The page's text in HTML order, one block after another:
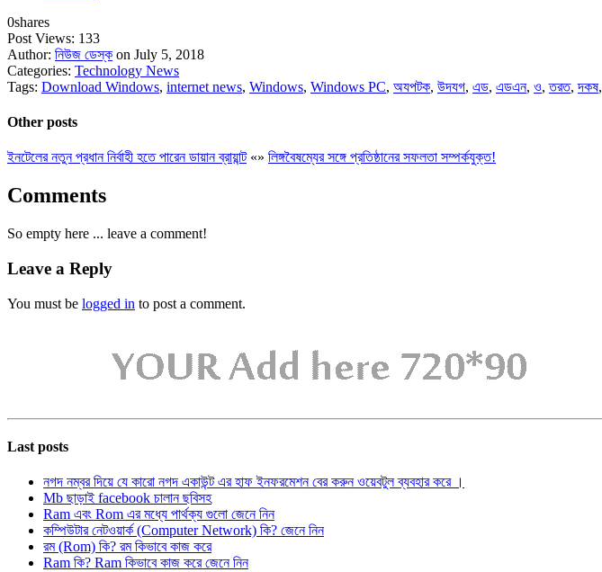
0shares
Post Views: 133
Author: নিউজ ডেস্ক on July 5, 2018
Categories: Technology News
Tags: Download Windows, internet news, Windows, Windows PC, অযপটক, উদযগ, এড, এডএন, ও,তরত,দকষ,
Other posts
ইনটেলের নতুন প্রধান নির্বাহী হতে পারেন ডায়ান ব্রায়ান্ট«» লিঙ্গবৈষম্যের সঙ্গে প্রতিষ্ঠানের সফলতা সম্পর্কযুক্ত!
Comments
So empty here ... leave a comment!
Leave a Reply
You must be logged in to post a comment.
Last posts
নগদ নম্বর দিয়ে যে কারো নগদ একাউন্ট এর হাফ ইনফরমেশন বের করুন ওয়েবটুল ব্যবহার করে ।
Mb ছাড়াই facebook চালান ছবিসহ
Ram এবং Rom এর মধ্যে পার্থক্য গুলো জেনে নিন
কম্পিউটার নেটওয়ার্ক (Computer Network) কি? জেনে নিন
রম (Rom) কি? রম কিভাবে কাজ করে
Ram কি? Ram কিভাবে কাজ করে জেনে নিন